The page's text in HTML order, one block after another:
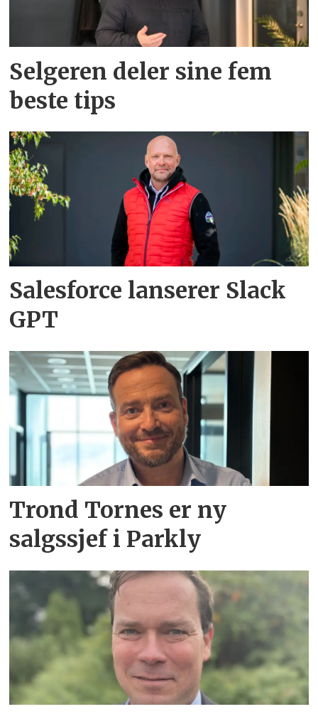
Selgeren deler sine fem
beste tips
Salesforce lanserer Slack
GPT
Trond Tornes er ny
salgssjef i Parkly